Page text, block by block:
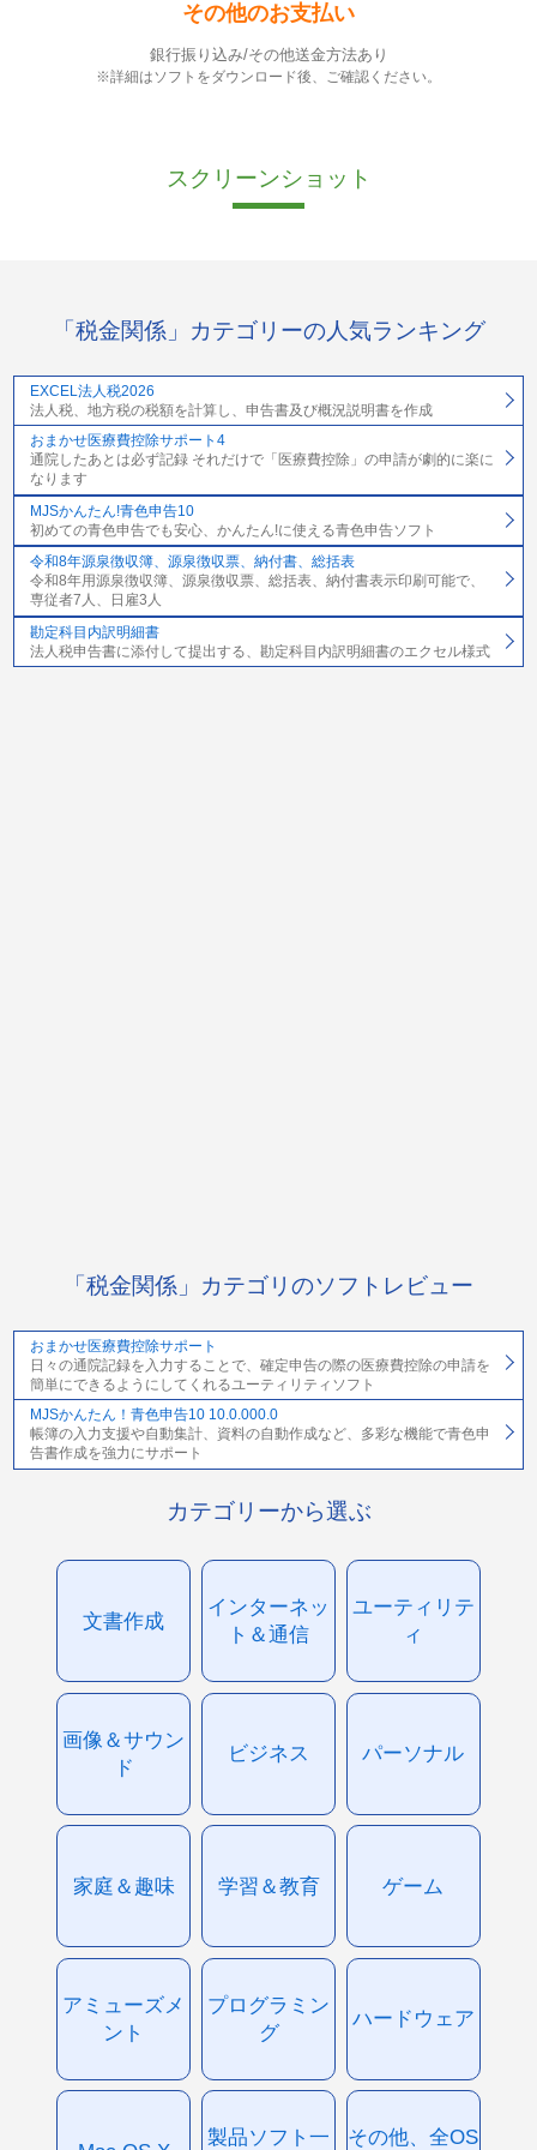
その他のお支払い
銀行振り込み/その他送金方法あり
※詳細はソフトをダウンロード後、ご確認ください。
スクリーンショット
「税金関係」カテゴリーの人気ランキング
EXCEL法人税2026
法人税、地方税の税額を計算し、申告書及び概況説明書を作成
おまかせ医療費控除サポート4
通院したあとは必ず記録 それだけで「医療費控除」の申請が劇的に楽に
なります
MJSかんたん!青色申告10
初めての青色申告でも安心、かんたん!に使える青色申告ソフト
令和8年源泉徴収簿、源泉徴収票、納付書、総括表
令和8年用源泉徴収簿、源泉徴収票、総括表、納付書表示印刷可能で、
専従者7人、日雇3人
勘定科目内訳明細書
法人税申告書に添付して提出する、勘定科目内訳明細書のエクセル様式
「税金関係」カテゴリのソフトレビュー
おまかせ医療費控除サポート
日々の通院記録を入力することで、確定申告の際の医療費控除の申請を
簡単にできるようにしてくれるユーティリティソフト
MJSかんたん！青色申告10 10.0.000.0
帳簿の入力支援や自動集計、資料の自動作成など、多彩な機能で青色申
告書作成を強力にサポート
カテゴリーから選ぶ
文書作成
インターネッ
ト＆通信
ユーティリテ
ィ
画像＆サウン
ド
ビジネス パーソナル
家庭＆趣味 学習＆教育 ゲーム
アミューズメ
ント
プログラミン
グ
ハードウェア
製品ソフト一
その他、全OS